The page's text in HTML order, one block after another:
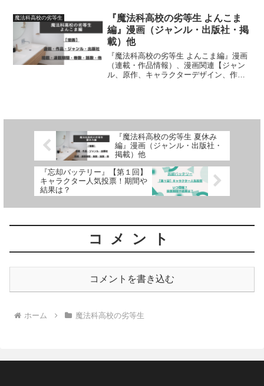
いるのか、連載状況、連載期間につい
て、詳しく紹介しています
魔法科高校の劣等生
『魔法科高校の劣等生 よんこま
編』漫画（ジャンル・出版社・掲
載）他
『魔法科高校の劣等生 よんこま編』漫画
（連載・作品情報）、漫画関連【ジャン
ル、原作、キャラクターデザイン、作
『魔法科高校の劣等生 夏休み
編』漫画（ジャンル・出版社・
掲載）他
『忘却バッテリー』【第１回】
キャラクター人気投票！期間や
結果は？
コメント
コメントを書き込む
ホーム 魔法科高校の劣等生